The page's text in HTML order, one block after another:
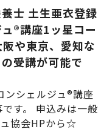
士 土生亜衣登録
®講座1ッ星コー
や東京、愛知な
受講が可能で
ンシェルジュ®講座
す。 申込みは一般
協会HPから☆